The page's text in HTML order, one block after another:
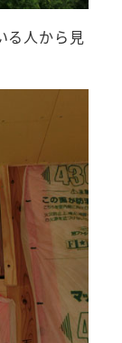
る人から見